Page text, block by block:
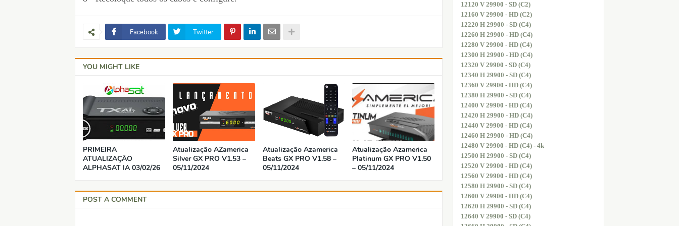
Facebook Twitter
YOU MIGHT LIKE
PRIMEIRA
ATUALIZAÇÃO
ALPHASAT IA 03/02/26
Atualização AZamerica
Silver GX PRO V1.53 –
05/11/2024
Atualização Azamerica
Beats GX PRO V1.58 –
05/11/2024
Atualização Azamerica
Platinum GX PRO V1.50
– 05/11/2024
POST A COMMENT
12120 V 29900 - SD (C2)
12160 V 29900 - HD (C2)
12220 H 29900 - SD (C4)
12260 H 29900 - HD (C4)
12280 V 29900 - HD (C4)
12300 H 29900 - HD (C4)
12320 V 29900 - SD (C4)
12340 H 29900 - SD (C4)
12360 V 29900 - HD (C4)
12380 H 29900 - SD (C4)
12400 V 29900 - HD (C4)
12420 H 29900 - HD (C4)
12440 V 29900 - HD (C4)
12460 H 29900 - HD (C4)
12480 V 29900 - HD (C4) - 4k
12500 H 29900 - SD (C4)
12520 V 29900 - HD (C4)
12560 V 29900 - HD (C4)
12580 H 29900 - SD (C4)
12600 V 29900 - HD (C4)
12620 H 29900 - SD (C4)
12640 V 29900 - SD (C4)